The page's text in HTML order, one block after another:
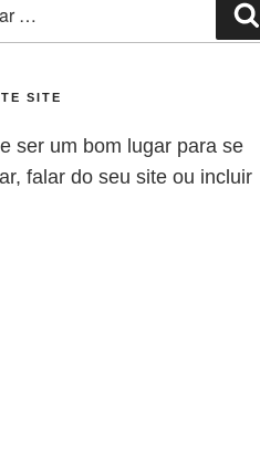
SITE
ser um bom lugar para se
falar do seu site ou incluir